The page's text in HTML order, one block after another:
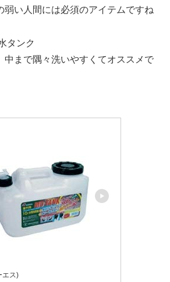
弱い人間には必須のアイテムですね
ンク
中まで隅々洗いやすくてオススメで
エス)